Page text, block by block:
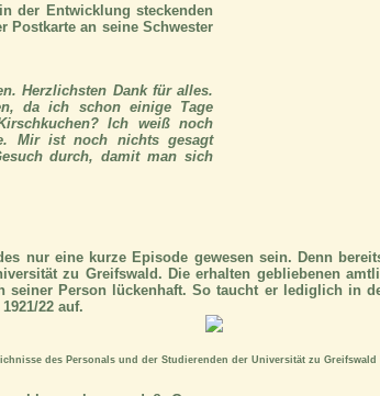
der Entwicklung steckenden
Postkarte an seine Schwester
Herzlichsten Dank für alles.
da ich schon einige Tage
Ich weiß noch
Mir ist noch nichts gesagt
durch, damit man sich
nur eine kurze Episode gewesen sein. Denn
zu Greifswald. Die erhalten gebliebenen
seiner Person lückenhaft. So taucht er lediglich in
22 auf.
des Personals und der Studierenden der Universität zu Greifswald